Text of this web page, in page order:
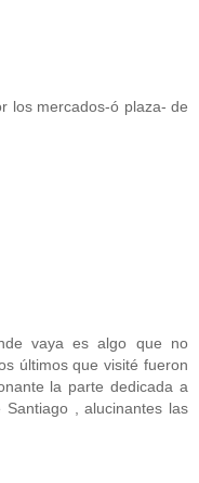
los mercados-ó plaza- de
vaya es algo que no
últimos que visité fueron
la parte dedicada a
, alucinantes las